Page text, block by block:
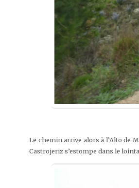
Le chemin arrive alors à l’Alto de
Castrojeriz s’estompe dans le